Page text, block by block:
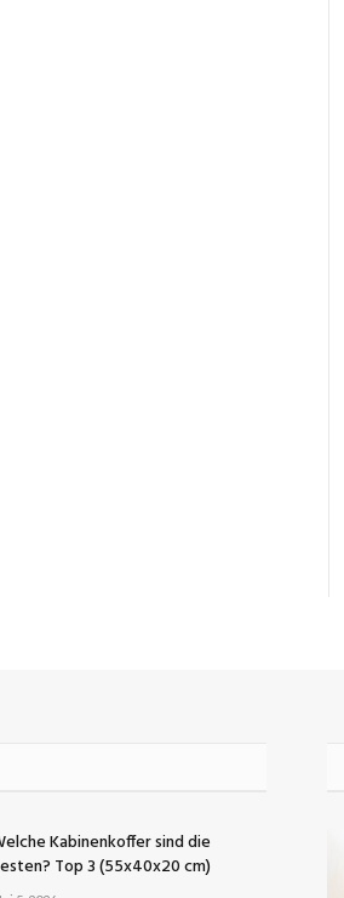
Kabinenkoffer sind die
Top 3 (55x40x20 cm)